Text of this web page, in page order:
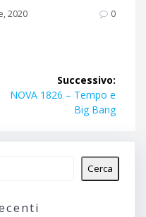
2020 0
Successivo:
Articolo
NOVA 1826 – Tempo e
Big Bang
Cerca